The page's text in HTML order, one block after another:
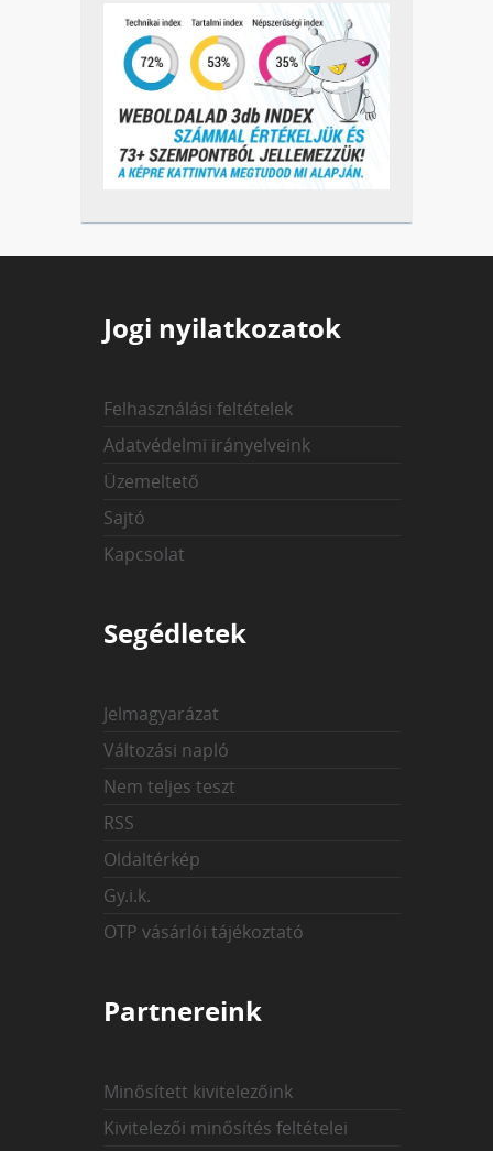
Jogi nyilatkozatok
Felhasználási feltételek
Adatvédelmi irányelveink
Üzemeltető
Sajtó
Kapcsolat
Segédletek
Jelmagyarázat
Változási napló
Nem teljes teszt
RSS
Oldaltérkép
Gy.i.k.
OTP vásárlói tájékoztató
Partnereink
Minősített kivitelezőink
Kivitelezői minősítés feltételei